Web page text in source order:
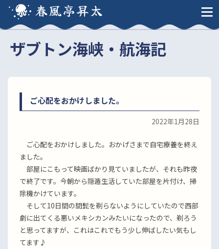
春風亭昇太
ザブトン海峡・航海記
ご心配をおかけしました。
2022年1月28日
ご心配をおかけしました。おかげさまで自宅療養を終え
ました。
部屋にこもって映画ばかり見ていましたが、それも昨夜
で終了です。今朝から隠遁生活していた部屋を片付け、掃
除機かけています。
そして10日間の間髭を剃らないようにしていたので西部
劇に出てくる悪いメキシカンみたいになったので、剃ろう
と思ってますが、これはこれでもう少し伸ばしたい気もし
てます♪